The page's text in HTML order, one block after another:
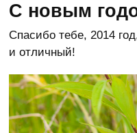
C новым
Спасибо тебе, 2014
и отличный!